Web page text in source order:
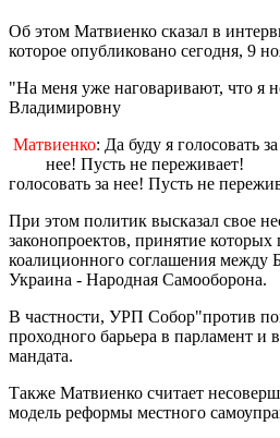
Об этом Матвиенко сказал в
которое опубликовано сегодня, 9
"На меня уже наговаривают, что я
Владимировну
Матвиенко: Да буду я голосовать за
нее! Пусть не переживает!
голосовать за нее! Пусть не
При этом политик высказал свое
законопроектов, принятие
коалиционного соглашения
Украина - Народная Самооборона.
В частности, УРП Собор"против
проходного барьера в парламент и
мандата.
Также Матвиенко считает
модель реформы местного